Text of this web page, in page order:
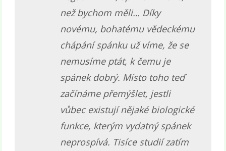
než bychom měli… Díky
novému, bohatému vědeckému
chápání spánku už víme, že se
nemusíme ptát, k čemu je
spánek dobrý. Místo toho teď
začínáme přemýšlet, jestli
vůbec existují nějaké biologické
funkce, kterým vydatný spánek
neprospívá. Tisíce studií zatím